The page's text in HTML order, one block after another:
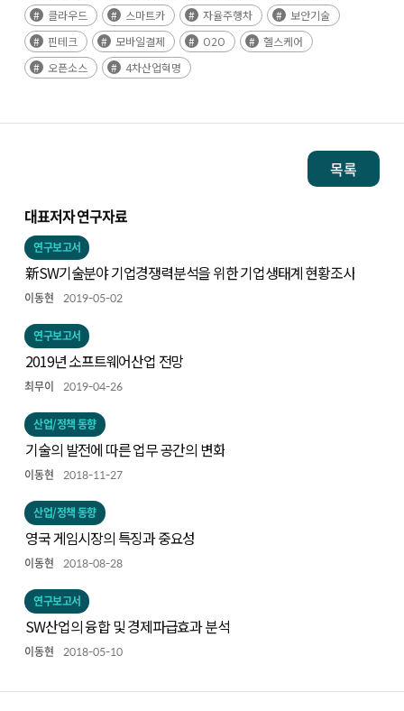
클라우드
스마트카 자율주행차
보안기술
핀테크
모바일결제 O2O
헬스케어
오픈소스
4차산업혁명
목록
대표저자 연구자료
연구보고서
新SW기술분야 기업경쟁력분석을 위한 기업생태계 현황조사
이동현 2019-05-02
연구보고서
2019년 소프트웨어산업 전망
최무이 2019-04-26
산업/정책 동향
기술의 발전에 따른 업무 공간의 변화
이동현 2018-11-27
산업/정책 동향
영국 게임시장의 특징과 중요성
이동현 2018-08-28
연구보고서
SW산업의 융합 및 경제파급효과 분석
이동현 2018-05-10